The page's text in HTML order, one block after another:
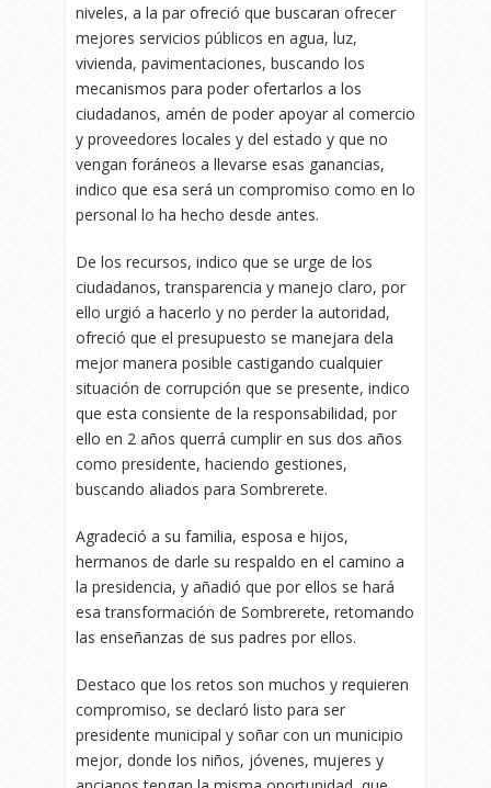
niveles, a la par ofreció que buscaran ofrecer
mejores servicios públicos en agua, luz,
vivienda, pavimentaciones, buscando los
mecanismos para poder ofertarlos a los
ciudadanos, amén de poder apoyar al comercio
y proveedores locales y del estado y que no
vengan foráneos a llevarse esas ganancias,
indico que esa será un compromiso como en lo
personal lo ha hecho desde antes.
De los recursos, indico que se urge de los
ciudadanos, transparencia y manejo claro, por
ello urgió a hacerlo y no perder la autoridad,
ofreció que el presupuesto se manejara dela
mejor manera posible castigando cualquier
situación de corrupción que se presente, indico
que esta consiente de la responsabilidad, por
ello en 2 años querrá cumplir en sus dos años
como presidente, haciendo gestiones,
buscando aliados para Sombrerete.
Agradeció a su familia, esposa e hijos,
hermanos de darle su respaldo en el camino a
la presidencia, y añadió que por ellos se hará
esa transformación de Sombrerete, retomando
las enseñanzas de sus padres por ellos.
Destaco que los retos son muchos y requieren
compromiso, se declaró listo para ser
presidente municipal y soñar con un municipio
mejor, donde los niños, jóvenes, mujeres y